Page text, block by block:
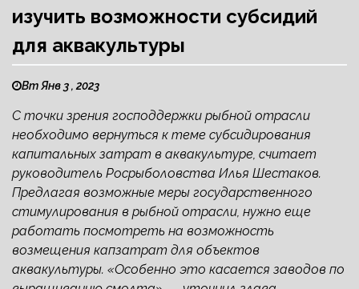
изучить возможности субсидий
для аквакультуры
Вт Янв 3 , 2023
С точки зрения господдержки рыбной отрасли
необходимо вернуться к теме субсидирования
капитальных затрат в аквакультуре, считает
руководитель Росрыболовства Илья Шестаков.
Предлагая возможные меры государственного
стимулирования в рыбной отрасли, нужно еще
работать посмотреть на возможность
возмещения капзатрат для объектов
аквакультуры. «Особенно это касается заводов по